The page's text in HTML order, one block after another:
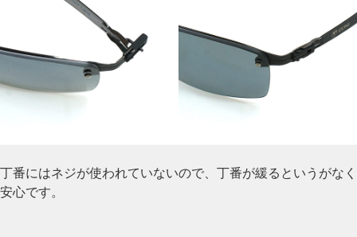
丁番にはネジが使われていないので、丁番が緩るというがなく
安心です。